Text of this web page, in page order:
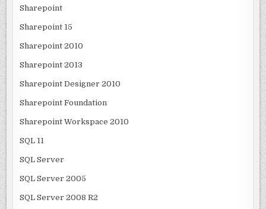
Sharepoint
Sharepoint 15
Sharepoint 2010
Sharepoint 2013
Sharepoint Designer 2010
Sharepoint Foundation
Sharepoint Workspace 2010
SQL 11
SQL Server
SQL Server 2005
SQL Server 2008 R2